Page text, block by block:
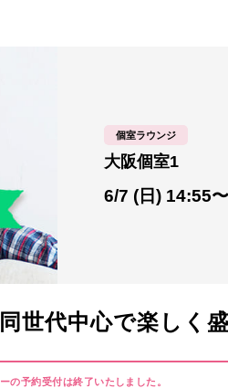
6/7 (日) 14:55〜
個室ラウンジ
大阪個室1
世代中心で楽しく
の予約受付は終了いたしました。